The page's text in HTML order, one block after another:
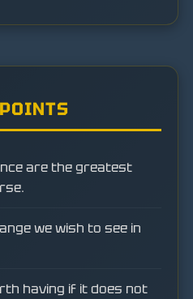
are the greatest
we wish to see in
having if it does not